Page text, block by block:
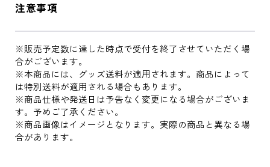
注意事項
※販売予定数に達した時点で受付を終了させていただく場
合がございます。
※本商品には、グッズ送料が適用されます。商品によって
は特別送料が適用される場合もあります。
※商品仕様や発送日は予告なく変更になる場合がございま
す。予めご了承ください。
※商品画像はイメージとなります。実際の商品と異なる場
合があります。